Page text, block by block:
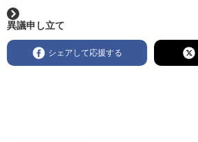
異議申し立て
シェアして応援する